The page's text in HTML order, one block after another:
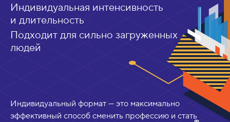
Индивидуальная интенсивность
и длительность
Подходит для сильно загруженных
людей
Индивидуальный формат — это максимально
эффективный способ сменить профессию и стать